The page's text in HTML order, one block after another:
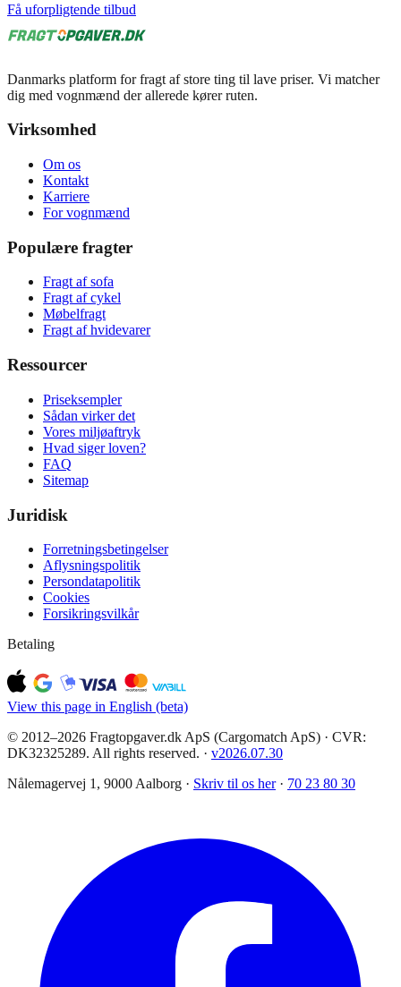
Få uforpligtende tilbud
Danmarks platform for fragt af store ting til lave priser. Vi matcher
dig med vognmænd der allerede kører ruten.
Virksomhed
Om os
Kontakt
Karriere
For vognmænd
Populære fragter
Fragt af sofa
Fragt af cykel
Møbelfragt
Fragt af hvidevarer
Ressourcer
Priseksempler
Sådan virker det
Vores miljøaftryk
Hvad siger loven?
FAQ
Sitemap
Juridisk
Forretningsbetingelser
Aflysningspolitik
Persondatapolitik
Cookies
Forsikringsvilkår
Betaling
View this page in English (beta)
© 2012–2026 Fragtopgaver.dk ApS (Cargomatch ApS) · CVR:
DK32325289. All rights reserved. · v2026.07.30
Nålemagervej 1, 9000 Aalborg · Skriv til os her · 70 23 80 30